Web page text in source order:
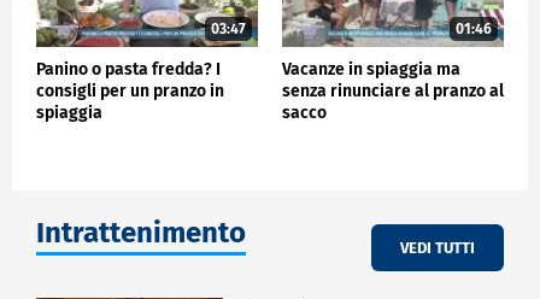
03:47
Panino o pasta fredda? I
consigli per un pranzo in
spiaggia
01:46
Vacanze in spiaggia ma
senza rinunciare al pranzo al
sacco
Intrattenimento VEDI TUTTI